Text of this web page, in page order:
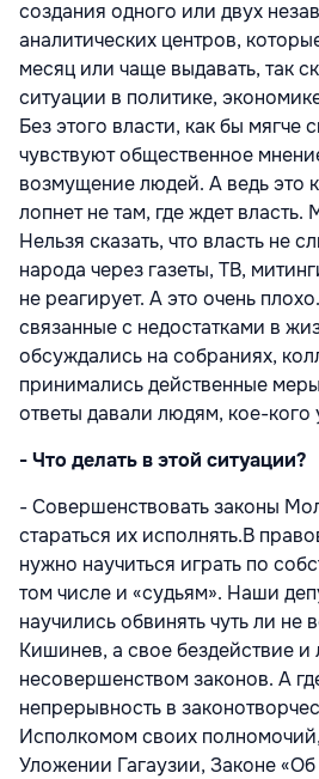
создания одного или двух
аналитических центров,
месяц или чаще выдавать, так
ситуации в политике,
Без этого власти, как бы мягче
чувствуют общественное
возмущение людей. А ведь это
лопнет не там, где ждет
Нельзя сказать, что власть не
народа через газеты, ТВ,
не реагирует. А это очень
связанные с недостатками в
обсуждались на собраниях,
принимались действенные
ответы давали людям, кое-кого
- Что делать в этой ситуации?
- Совершенствовать законы
стараться их исполнять.В
нужно научиться играть по
том числе и «судьям». Наши
научились обвинять чуть ли не
Кишинев, а свое бездействие и
несовершенством законов. А
непрерывность в
Исполкомом своих
Уложении Гагаузии, Законе